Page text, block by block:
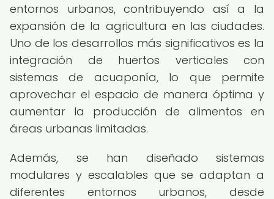
entornos urbanos, contribuyendo así a la
expansión de la agricultura en las ciudades.
Uno de los desarrollos más significativos es la
integración de huertos verticales con
sistemas de acuaponía, lo que permite
aprovechar el espacio de manera óptima y
aumentar la producción de alimentos en
áreas urbanas limitadas.
Además, se han diseñado sistemas
modulares y escalables que se adaptan a
diferentes entornos urbanos, desde